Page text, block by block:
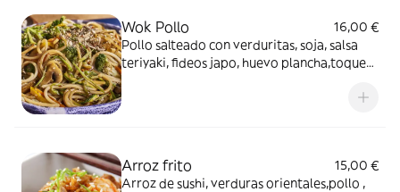
Wok Pollo
16,00 €
Pollo salteado con verduritas, soja, salsa
teriyaki, fideos japo, huevo plancha,toque
Arroz frito
15,00 €
Arroz de sushi, verduras orientales,pollo ,